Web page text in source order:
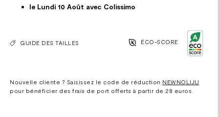
le Lundi 10 Août avec Colissimo
GUIDE DES TAILLES ÉCO-SCORE
Nouvelle cliente ? Saisissez le code de réduction NEWNOLIJU
pour bénéficier des frais de port offerts à partir de 28 euros.